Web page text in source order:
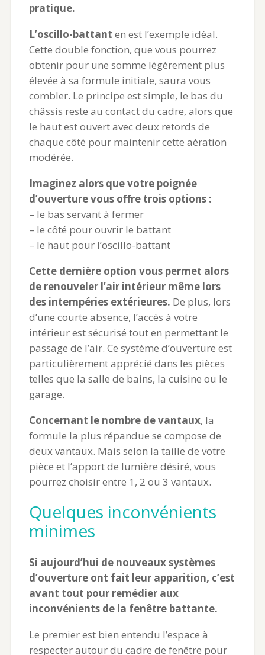
pratique.
L’oscillo-battant en est l’exemple idéal.
Cette double fonction, que vous pourrez
obtenir pour une somme légèrement plus
élevée à sa formule initiale, saura vous
combler. Le principe est simple, le bas du
châssis reste au contact du cadre, alors que
le haut est ouvert avec deux retords de
chaque côté pour maintenir cette aération
modérée.
Imaginez alors que votre poignée
d’ouverture vous offre trois options :
– le bas servant à fermer
– le côté pour ouvrir le battant
– le haut pour l’oscillo-battant
Cette dernière option vous permet alors
de renouveler l’air intérieur même lors
des intempéries extérieures. De plus, lors
d’une courte absence, l’accès à votre
intérieur est sécurisé tout en permettant le
passage de l’air. Ce système d’ouverture est
particulièrement apprécié dans les pièces
telles que la salle de bains, la cuisine ou le
garage.
Concernant le nombre de vantaux, la
formule la plus répandue se compose de
deux vantaux. Mais selon la taille de votre
pièce et l’apport de lumière désiré, vous
pourrez choisir entre 1, 2 ou 3 vantaux.
Quelques inconvénients
minimes
Si aujourd’hui de nouveaux systèmes
d’ouverture ont fait leur apparition, c’est
avant tout pour remédier aux
inconvénients de la fenêtre battante.
Le premier est bien entendu l’espace à
respecter autour du cadre de fenêtre pour